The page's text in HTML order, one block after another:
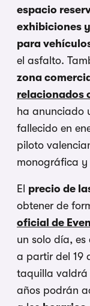
espacio
exhibiciones
para
el asfalto.
zona
relacionados
ha anunciado
fallecido en
piloto
monográfica
El precio de
obtener de
oficial de
un solo día, es
a partir del 19
taquilla valdrá
años podrán